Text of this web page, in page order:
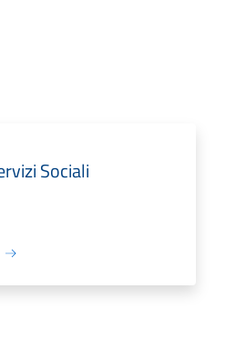
Sociali